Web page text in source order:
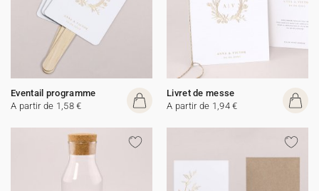
Eventail programme
A partir de 1,58 €
Livret de messe
A partir de 1,94 €